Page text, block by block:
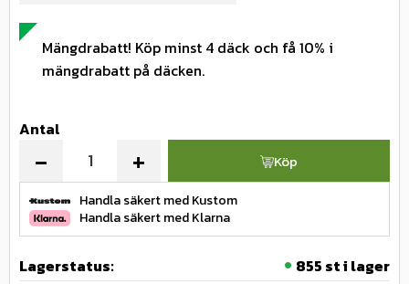
Mängdrabatt! Köp minst 4 däck och få 10% i
mängdrabatt på däcken.
Antal
+
- Köp
Handla säkert med Kustom
Handla säkert med Klarna
Lagerstatus 855 st i lager